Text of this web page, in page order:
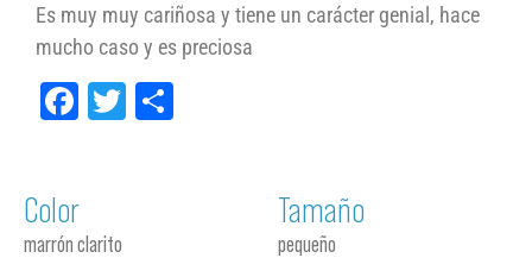
Es muy muy cariñosa y tiene un carácter genial, hace
mucho caso y es preciosa
Facebook
Twitter
Color
marrón clarito
Tamaño
pequeño